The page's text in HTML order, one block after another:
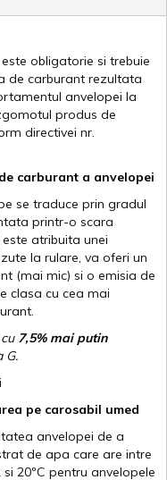
obligatorie si trebuie
de carburant rezultata
anvelopei la
produs de
directivei nr.
carburant a anvelopei
se traduce prin gradul
printr-o scara
atribuita unei
la rulare, va oferi un
(mai mic) si o emisia de
clasa cu cea mai
7,5% mai putin
G.
pe carosabil umed
anvelopei de a
de apa care are intre
20ºC pentru anvelopele